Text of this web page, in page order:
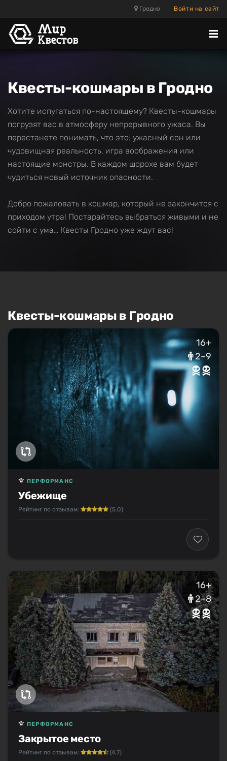
Гродно Войти на сайт
Квесты-кошмары в Гродно
Хотите испугаться по-настоящему? Квесты-кошмары
погрузят вас в атмосферу непрерывного ужаса. Вы
перестанете понимать, что это: ужасный сон или
чудовищная реальность, игра воображения или
настоящие монстры. В каждом шорохе вам будет
чудиться новый источник опасности.
Добро пожаловать в кошмар, который не закончится с
приходом утра! Постарайтесь выбраться живыми и не
сойти с ума… Квесты Гродно уже ждут вас!
Квесты-кошмары в Гродно
16+
2–9
Убежище
ПЕРФОРМАНС
Рейтинг по отзывам: (5.0)
16+
2–8
Закрытое место
ПЕРФОРМАНС
Рейтинг по отзывам: (4.7)